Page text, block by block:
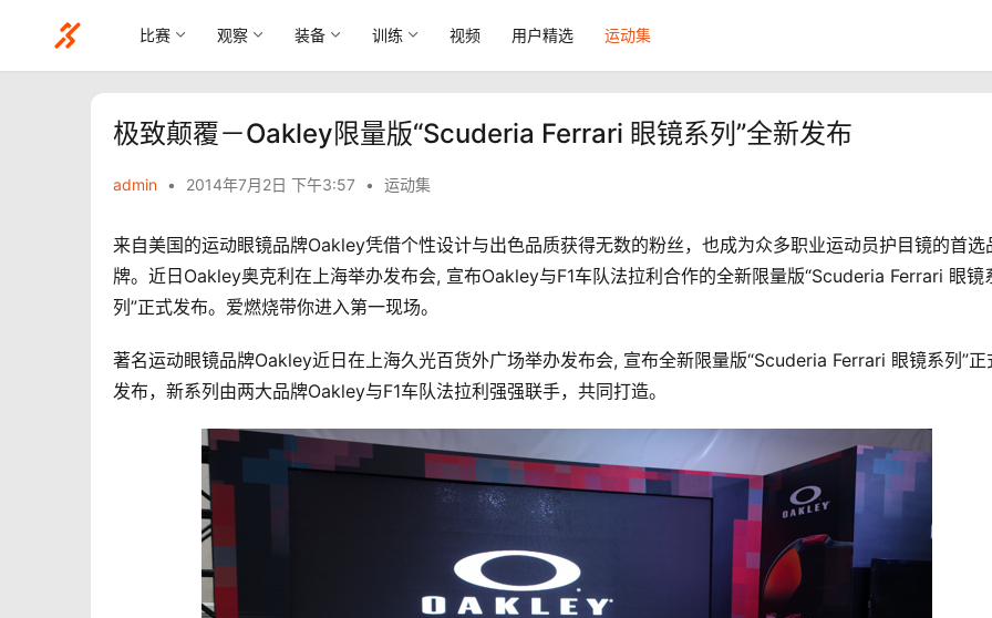
比赛 观察 装备 训练 视频 用户精选 运动集
极致颠覆－Oakley限量版“Scuderia Ferrari 眼镜系列”全新发布
admin • 2014年7月2日 下午3:57 • 运动集
来自美国的运动眼镜品牌Oakley凭借个性设计与出色品质获得无数的粉丝，也成为众多职业运动员护目镜的首选
牌。近日Oakley奥克利在上海举办发布会, 宣布Oakley与F1车队法拉利合作的全新限量版“Scuderia Ferrari 眼镜
列”正式发布。爱燃烧带你进入第一现场。
著名运动眼镜品牌Oakley近日在上海久光百货外广场举办发布会, 宣布全新限量版“Scuderia Ferrari 眼镜系列”正
发布，新系列由两大品牌Oakley与F1车队法拉利强强联手，共同打造。